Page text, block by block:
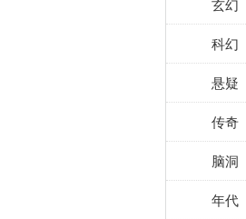
玄幻
科幻
悬疑
传奇
脑洞
年代